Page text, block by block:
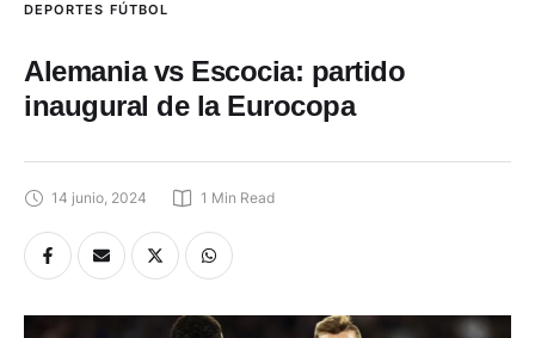
DEPORTES FÚTBOL
Alemania vs Escocia: partido
inaugural de la Eurocopa
14 junio, 2024 1 Min Read